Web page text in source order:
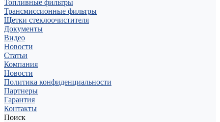
Топливные фильтры
Трансмиссионные фильтры
Щетки стеклоочистителя
Документы
Видео
Новости
Статьи
Компания
Новости
Политика конфиденциальности
Партнеры
Гарантия
Контакты
Поиск